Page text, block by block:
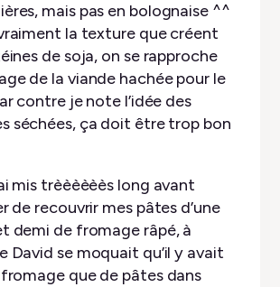
mais pas en bolognaise ^^
la texture que créent
de soja, on se rapproche
de la viande hachée pour le
contre je note l’idée des
séchées, ça doit être trop bon
mis trèèèèèès long avant
de recouvrir mes pâtes d’une
demi de fromage râpé, à
David se moquait qu’il y avait
que de pâtes dans